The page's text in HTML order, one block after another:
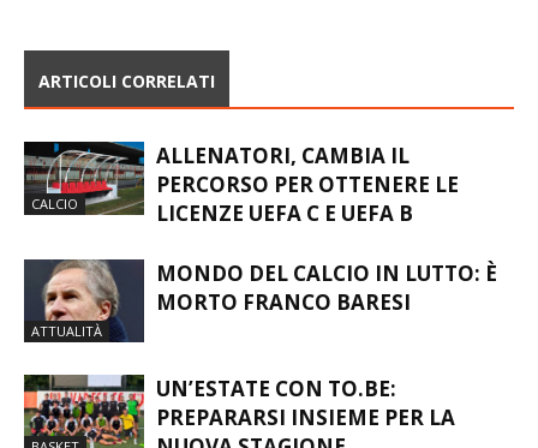
ARTICOLI CORRELATI
CALCIO
ALLENATORI, CAMBIA IL
PERCORSO PER OTTENERE LE
LICENZE UEFA C E UEFA B
ATTUALITÀ
MONDO DEL CALCIO IN LUTTO: È
MORTO FRANCO BARESI
UN’ESTATE CON TO.BE:
PREPARARSI INSIEME PER LA